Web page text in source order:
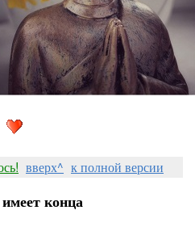
вверх^ к полной версии
конца